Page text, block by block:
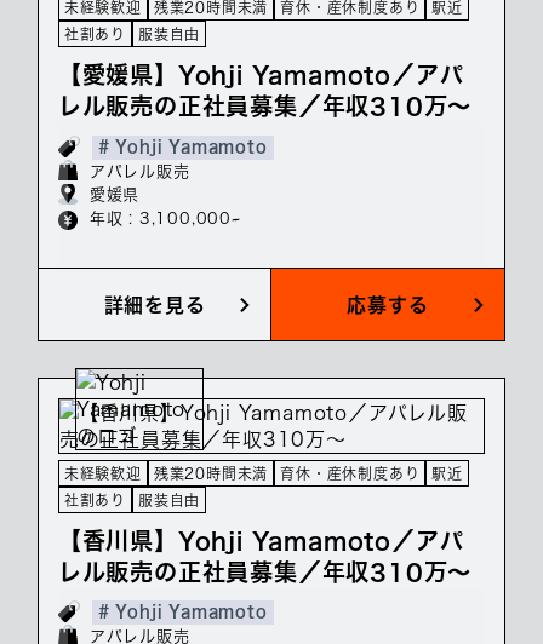
未経験歓迎 残業20時間未満 育休・産休制度あり
駅近
社割あり
服装自由
【愛媛県】Yohji Yamamoto／アパ
レル販売の正社員募集／年収310万～
# Yohji Yamamoto
アパレル販売
愛媛県
年収 : 3,100,000~
詳細を見る 応募する
未経験歓迎 残業20時間未満 育休・産休制度あり
駅近
社割あり
服装自由
【香川県】Yohji Yamamoto／アパ
レル販売の正社員募集／年収310万～
# Yohji Yamamoto
アパレル販売